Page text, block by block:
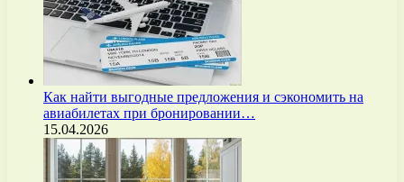
Как найти выгодные предложения и сэкономить на
авиабилетах при бронировании…
15.04.2026